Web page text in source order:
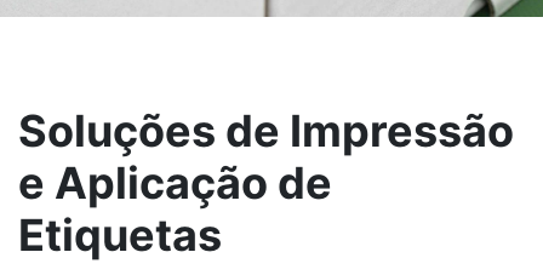
Soluções de Impressão
e Aplicação de
Etiquetas